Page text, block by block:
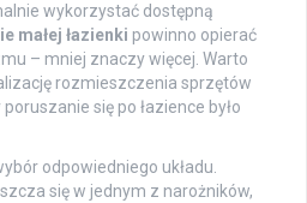
wykorzystać dostępną
małej łazienki powinno opierać
– mniej znaczy więcej. Warto
rozmieszczenia sprzętów
się po łazience było
odpowiedniego układu.
się w jednym z narożników,